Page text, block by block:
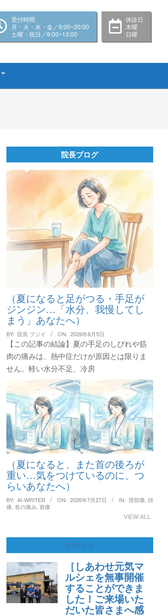
受付時間
月・火・水・金／9:00~20:00
土曜・祝日／9:00~13:00
休診日
木曜
日曜
院長ブログ
（夏になると足がつる・手足が
ジンジン…「水分、我慢してし
まう」あなたへ）
BY: 院長 フジイ ON: 2026年8月5日
【この記事の結論】夏の手足のしびれや筋
肉の痛みは、熱中症だけが原因とは限りま
せん。軽い水分不足、冷房
（夏になると、また首の後ろが
重い…気をつけているのに、つ
らいあなたへ）
BY: AI-WRITER ON: 2026年7月27日 IN: 背部痛 頭
痛 首の痛み, 首痛
VIEW ALL
お知らせ
［しあわせ元気マ
ルシェを無事開催
することができま
した！ご来場いた
だいた皆さまへ感